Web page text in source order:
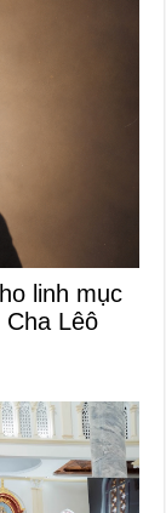
linh mục
Lêô